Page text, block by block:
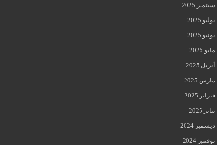
سبتمبر 2025
يوليو 2025
يونيو 2025
مايو 2025
أبريل 2025
مارس 2025
فبراير 2025
يناير 2025
ديسمبر 2024
نوفمبر 2024